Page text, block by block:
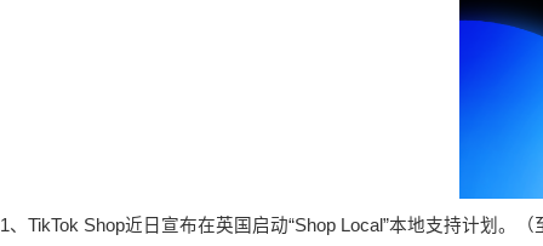
1、TikTok Shop近日宣布在英国启动“Shop Local”本地支持计划。